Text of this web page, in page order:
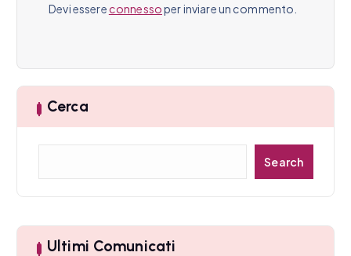
e
a
r
c
Devi essereconnessoper inviare un commento.
Cerca
a
Search
Ultimi Comunicati